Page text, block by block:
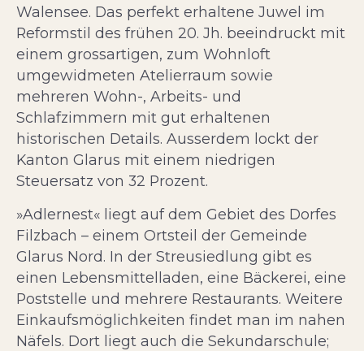
Walensee. Das perfekt erhaltene Juwel im
Reformstil des frühen 20. Jh. beeindruckt mit
einem grossartigen, zum Wohnloft
umgewidmeten Atelierraum sowie
mehreren Wohn-, Arbeits- und
Schlafzimmern mit gut erhaltenen
historischen Details. Ausserdem lockt der
Kanton Glarus mit einem niedrigen
Steuersatz von 32 Prozent.
»Adlernest« liegt auf dem Gebiet des Dorfes
Filzbach – einem Ortsteil der Gemeinde
Glarus Nord. In der Streusiedlung gibt es
einen Lebensmittelladen, eine Bäckerei, eine
Poststelle und mehrere Restaurants. Weitere
Einkaufsmöglichkeiten findet man im nahen
Näfels. Dort liegt auch die Sekundarschule;